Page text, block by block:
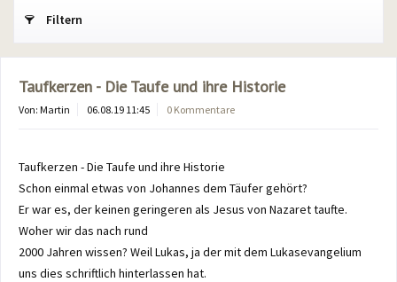
Filtern
Taufkerzen - Die Taufe und ihre Historie
Von: Martin 06.08.19 11:45 0 Kommentare
Taufkerzen - Die Taufe und ihre Historie
Schon einmal etwas von Johannes dem Täufer gehört?
Er war es, der keinen geringeren als Jesus von Nazaret taufte.
Woher wir das nach rund
2000 Jahren wissen? Weil Lukas, ja der mit dem Lukasevangelium
uns dies schriftlich hinterlassen hat.